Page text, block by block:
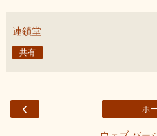
連鎖堂
共有
‹ ホ